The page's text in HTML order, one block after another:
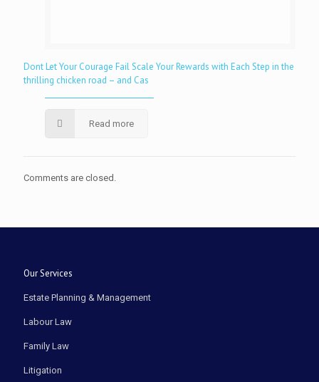
Dont Let Your Courage Fail Scale Your Rewards with Each Step in the
thrilling chicken road – and Cas
Read more
Comments are closed.
Our Services
Estate Planning & Management
Labour Law
Family Law
Litigation